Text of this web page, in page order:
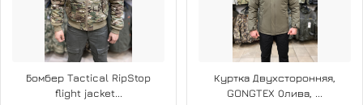
Бомбер Tactical RipStop
flight jacket...
Куртка Двухсторонняя,
GONGTEX Олива, ...